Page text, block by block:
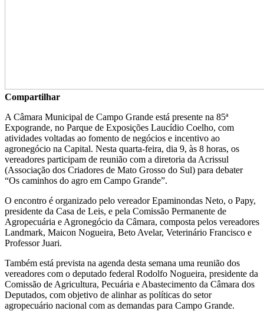
Compartilhar
A Câmara Municipal de Campo Grande está presente na 85ª
Expogrande, no Parque de Exposições Laucídio Coelho, com
atividades voltadas ao fomento de negócios e incentivo ao
agronegócio na Capital. Nesta quarta-feira, dia 9, às 8 horas, os
vereadores participam de reunião com a diretoria da Acrissul
(Associação dos Criadores de Mato Grosso do Sul) para debater
“Os caminhos do agro em Campo Grande”.
O encontro é organizado pelo vereador Epaminondas Neto, o Papy,
presidente da Casa de Leis, e pela Comissão Permanente de
Agropecuária e Agronegócio da Câmara, composta pelos vereadores
Landmark, Maicon Nogueira, Beto Avelar, Veterinário Francisco e
Professor Juari.
Também está prevista na agenda desta semana uma reunião dos
vereadores com o deputado federal Rodolfo Nogueira, presidente da
Comissão de Agricultura, Pecuária e Abastecimento da Câmara dos
Deputados, com objetivo de alinhar as políticas do setor
agropecuário nacional com as demandas para Campo Grande.